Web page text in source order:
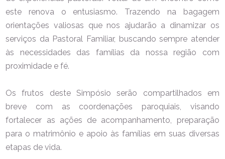
este renova o entusiasmo. Trazendo na bagagem
orientações valiosas que nos ajudarão a dinamizar os
serviços da Pastoral Familiar, buscando sempre atender
às necessidades das famílias da nossa região com
proximidade e fé.
Os frutos deste Simpósio serão compartilhados em
breve com as coordenações paroquiais, visando
fortalecer as ações de acompanhamento, preparação
para o matrimônio e apoio às famílias em suas diversas
etapas de vida.